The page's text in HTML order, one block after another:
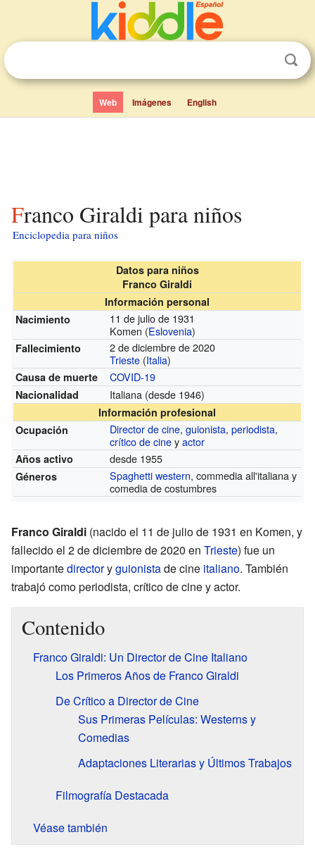
Web Imágenes English
Franco Giraldi para niños
Enciclopedia para niños
Datos para niños
Franco Giraldi
Información personal
Nacimiento
11 de julio de 1931
Komen (Eslovenia)
Fallecimiento
2 de diciembre de 2020
Trieste (Italia)
Causa de muerte COVID-19
Nacionalidad Italiana (desde 1946)
Información profesional
Ocupación
Director de cine,guionista,periodista,
crítico de cineyactor
Años activo desde 1955
Géneros Spaghetti western, commedia all'italiana y
comedia de costumbres
Franco Giraldi (nacido el 11 de julio de 1931 en Komen, y
fallecido el 2 de diciembre de 2020 en Trieste) fue un
importantedirectoryguionistade cine italiano. También
trabajó como periodista, crítico de cine y actor.
Contenido
Franco Giraldi: Un Director de Cine Italiano
Los Primeros Años de Franco Giraldi
De Crítico a Director de Cine
Sus Primeras Películas: Westerns y
Comedias
Adaptaciones Literarias y Últimos Trabajos
Filmografía Destacada
Véase también